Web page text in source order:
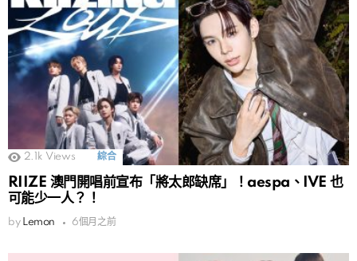
2.1k Views 綜合
RIIZE 澳門開唱前宣布「將太郎缺席」！aespa、IVE 也
可能少一人？！
by Lemon 6個月之前